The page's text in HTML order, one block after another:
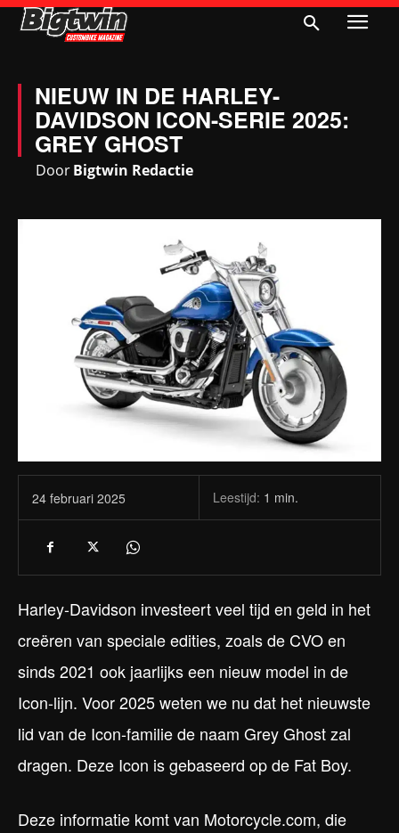
NIEUW IN DE HARLEY-
DAVIDSON ICON-SERIE 2025:
GREY GHOST
DoorBigtwin Redactie
24 februari 2025 Leestijd: 1 min.
Harley-Davidson investeert veel tijd en geld in het
creëren van speciale edities, zoals de CVO en
sinds 2021 ook jaarlijks een nieuw model in de
Icon-lijn. Voor 2025 weten we nu dat het nieuwste
lid van de Icon-familie de naam Grey Ghost zal
dragen. Deze Icon is gebaseerd op de Fat Boy.
Deze informatie komt van Motorcycle.com, die